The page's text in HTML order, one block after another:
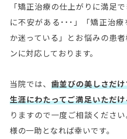
「矯正治療の仕上がりに満足
に不安がある･･･」「矯正治
か迷っている」とお悩みの患
ンに対応しております。
当院では、歯並びの美しさだ
生涯にわたってご満足いただ
りますので一度ご相談くださ
様の一助となれば幸いです。